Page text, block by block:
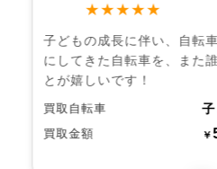
★★★★★
子どもの成長に伴い、自転
にしてきた自転車を、また
とが嬉しいです！
買取自転車
買取金額 ￥